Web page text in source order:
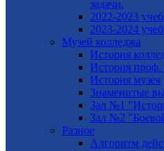
задачи.
2022-2023
2023-2024
Музей колледжа
История
История проф.
История музея
Знаменитые
Зал №1
Зал №2
Разное
Алгоритм